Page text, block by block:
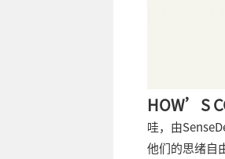
HOW’S
哇，由
他们的思绪自